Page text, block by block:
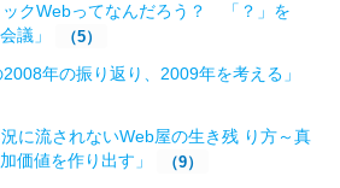
クWebってなんだろう？ 「？」を
議」
（5）
年の振り返り、2009年を考える」
に流されないWeb屋の生き残 り方～真
価値を作り出す」
（9）